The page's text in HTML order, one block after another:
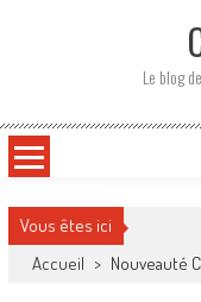
Le blog
Vous êtes ici
Accueil > Nouveauté